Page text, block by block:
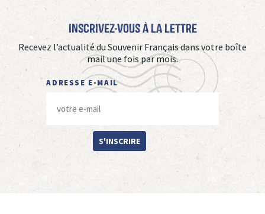
Inscrivez-vous à La Lettre
Recevez l’actualité du Souvenir Français dans votre boîte
mail une fois par mois.
ADRESSE E-MAIL
S'INSCRIRE